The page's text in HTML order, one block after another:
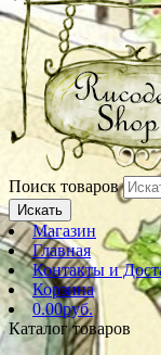
Поиск товаров
Искать
Магазин
Главная
Контакты и
Корзина
0.00руб.
Каталог товаров